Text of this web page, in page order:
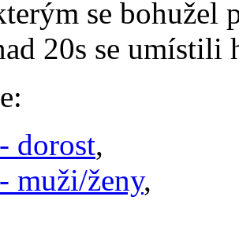
se bohužel
20s se
dorost,
muži/ženy,